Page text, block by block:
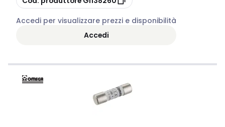
Accedi per visualizzare prezzi e disponibilità
Accedi